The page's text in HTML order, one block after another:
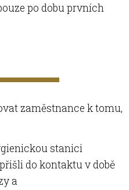
po dobu prvních
zaměstnance k tomu,
stanici
do kontaktu v době
a